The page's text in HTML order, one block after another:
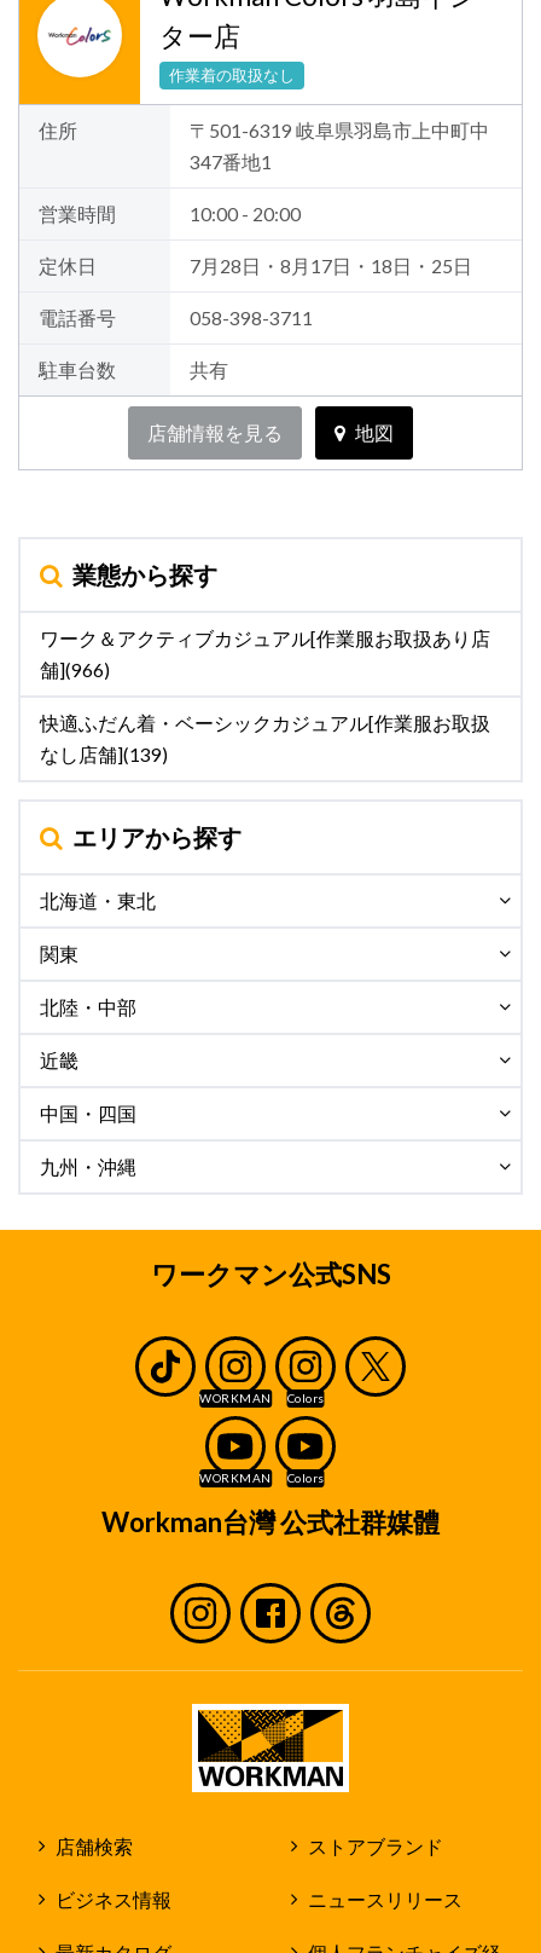
ター店
作業着の取扱なし
住所
〒501-6319 岐阜県羽島市上中町中
347番地1
営業時間 10:00 - 20:00
定休日 7月28日・8月17日・18日・25日
電話番号 058-398-3711
駐車台数 共有
店舗情報を見る 地図
業態から探す
ワーク＆アクティブカジュアル[作業服お取扱あり店
舗](966)
快適ふだん着・ベーシックカジュアル[作業服お取扱
なし店舗](139)
エリアから探す
北海道・東北
関東
北陸・中部
近畿
中国・四国
九州・沖縄
ワークマン公式SNS
Workman台灣 公式社群媒體
店舗検索 ストアブランド
ビジネス情報 ニュースリリース